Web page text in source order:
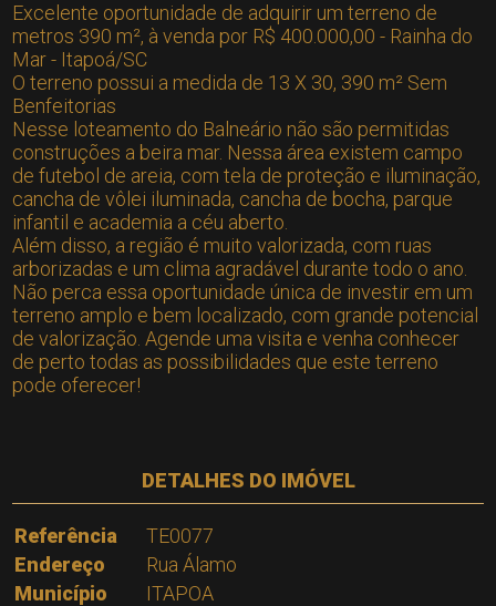
Excelente oportunidade de adquirir um terreno de
metros 390 m², à venda por R$ 400.000,00 - Rainha do
Mar - Itapoá/SC
O terreno possui a medida de 13 X 30, 390 m² Sem
Benfeitorias
Nesse loteamento do Balneário não são permitidas
construções a beira mar. Nessa área existem campo
de futebol de areia, com tela de proteção e iluminação,
cancha de vôlei iluminada, cancha de bocha, parque
infantil e academia a céu aberto.
Além disso, a região é muito valorizada, com ruas
arborizadas e um clima agradável durante todo o ano.
Não perca essa oportunidade única de investir em um
terreno amplo e bem localizado, com grande potencial
de valorização. Agende uma visita e venha conhecer
de perto todas as possibilidades que este terreno
pode oferecer!
DETALHES DO IMÓVEL
Referência
TE0077
Endereço
Rua Álamo
Município
ITAPOA